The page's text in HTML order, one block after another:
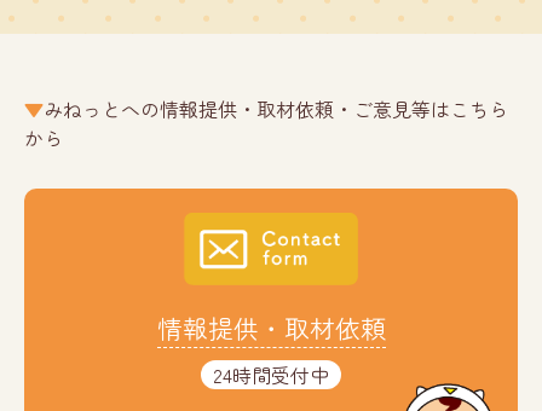
みねっとへの情報提供・取材依頼・ご意見等はこちら
から
情報提供・取材依頼
24時間受付中